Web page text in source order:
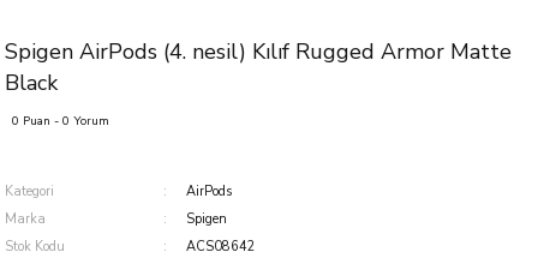
Spigen AirPods (4. nesil) Kılıf Rugged Armor Matte
Black
0 Puan - 0 Yorum
Kategori
AirPods
Marka
Spigen
Stok Kodu
ACS08642